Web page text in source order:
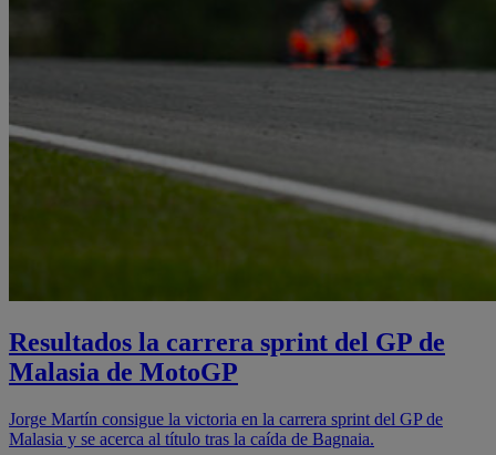
Resultados la carrera sprint del GP de
Malasia de MotoGP
Jorge Martín consigue la victoria en la carrera sprint del GP de
Malasia y se acerca al título tras la caída de Bagnaia.